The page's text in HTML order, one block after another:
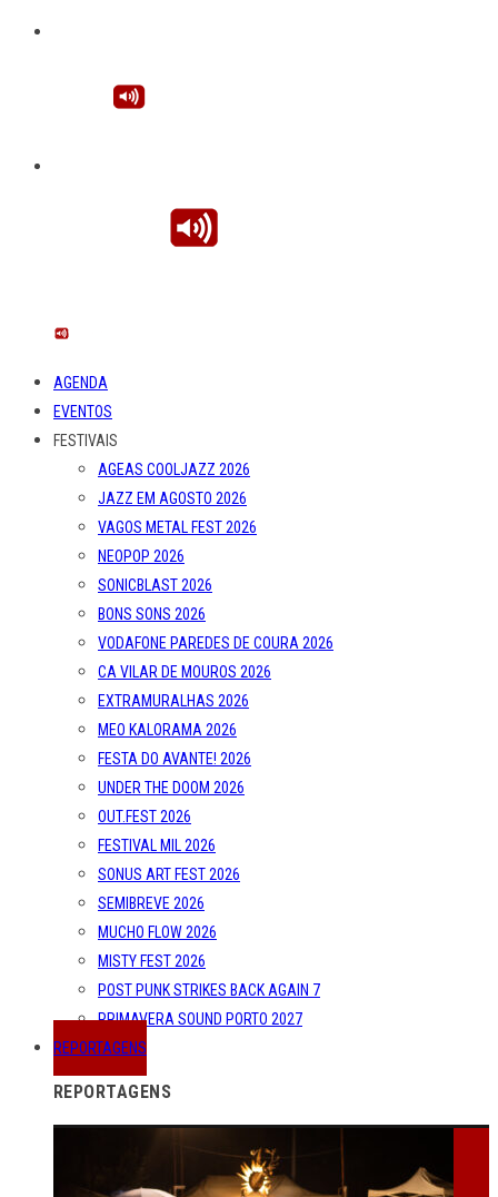
AGENDA
EVENTOS
FESTIVAIS
AGEAS COOLJAZZ 2026
JAZZ EM AGOSTO 2026
VAGOS METAL FEST 2026
NEOPOP 2026
SONICBLAST 2026
BONS SONS 2026
VODAFONE PAREDES DE COURA 2026
CA VILAR DE MOUROS 2026
EXTRAMURALHAS 2026
MEO KALORAMA 2026
FESTA DO AVANTE! 2026
UNDER THE DOOM 2026
OUT.FEST 2026
FESTIVAL MIL 2026
SONUS ART FEST 2026
SEMIBREVE 2026
MUCHO FLOW 2026
MISTY FEST 2026
POST PUNK STRIKES BACK AGAIN 7
PRIMAVERA SOUND PORTO 2027
REPORTAGENS
REPORTAGENS